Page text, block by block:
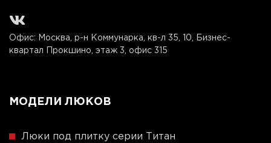
Офис: Москва, р-н Коммунарка, кв-л 35, 10, Бизнес-
квартал Прокшино, этаж 3, офис 315
МОДЕЛИ ЛЮКОВ
Люки под плитку серии Титан